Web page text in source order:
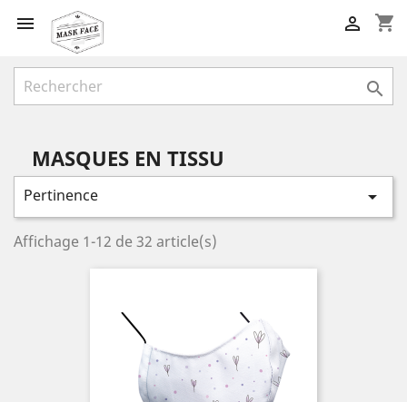
 shopping_cart


MASQUES EN TISSU
Pertinence 
Affichage 1-12 de 32 article(s)